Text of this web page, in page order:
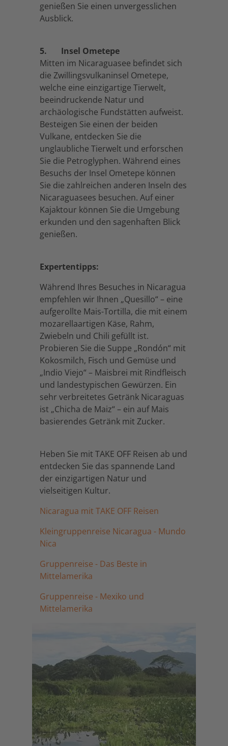
genießen Sie einen unvergesslichen
Ausblick.
5. Insel Ometepe
Mitten im Nicaraguasee befindet sich
die Zwillingsvulkaninsel Ometepe,
welche eine einzigartige Tierwelt,
beeindruckende Natur und
archäologische Fundstätten aufweist.
Besteigen Sie einen der beiden
Vulkane, entdecken Sie die
unglaubliche Tierwelt und erforschen
Sie die Petroglyphen. Während eines
Besuchs der Insel Ometepe können
Sie die zahlreichen anderen Inseln des
Nicaraguasees besuchen. Auf einer
Kajaktour können Sie die Umgebung
erkunden und den sagenhaften Blick
genießen.
Expertentipps:
Während Ihres Besuches in Nicaragua
empfehlen wir Ihnen „Quesillo“ – eine
aufgerollte Mais-Tortilla, die mit einem
mozarellaartigen Käse, Rahm,
Zwiebeln und Chili gefüllt ist.
Probieren Sie die Suppe „Rondón“ mit
Kokosmilch, Fisch und Gemüse und
„Indio Viejo“ – Maisbrei mit Rindfleisch
und landestypischen Gewürzen. Ein
sehr verbreitetes Getränk Nicaraguas
ist „Chicha de Maiz“ – ein auf Mais
basierendes Getränk mit Zucker.
Heben Sie mit TAKE OFF Reisen ab und
entdecken Sie das spannende Land
der einzigartigen Natur und
vielseitigen Kultur.
Nicaragua mit TAKE OFF Reisen
Kleingruppenreise Nicaragua - Mundo
Nica
Gruppenreise - Das Beste in
Mittelamerika
Gruppenreise - Mexiko und
Mittelamerika